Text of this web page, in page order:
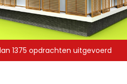
opdrachten uitgevoerd